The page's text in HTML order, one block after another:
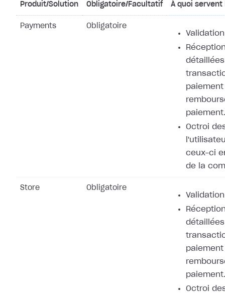
Produit/Solution Obligatoire/Facultatif À quoi servent
Payments Obligatoire
paiement.
Octroi
ceux-ci
de la
Store Obligatoire
paiement.
Octroi